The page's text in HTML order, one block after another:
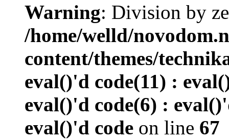
Warning: Division by
/home/welld/
content/themes/
eval()'d code(11) :
eval()'d code(6) :
eval()'d code on line 67